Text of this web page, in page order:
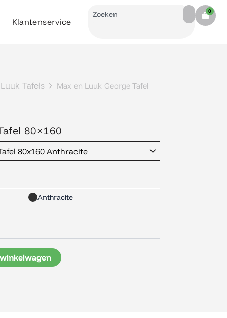
Klantenservice
Search 0
Cart
Tafels
Max en Luuk George Tafel
80×160
80x160 Anthracite
Anthracite